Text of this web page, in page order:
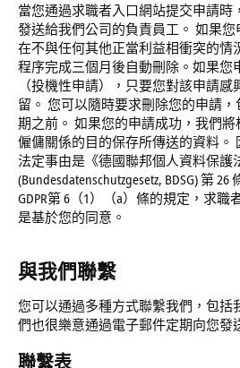
當您通過求職者入口網站提交申請時
發送給我們公司的負責員工。 如果您
在不與任何其他正當利益相衝突的情
程序完成三個月後自動刪除。如果您
（投機性申請），只要您對該申請
留。 您可以隨時要求刪除您的申請
期之前。 如果您的申請成功，我們
僱傭關係的目的保存所傳送的資料。
法定事由是《德國聯邦個人資料保護
(Bundesdatenschutzgesetz, BDSG) 第
GDPR第 6（1）（a）條的規定，求
是基於您的同意。
與我們聯繫
您可以通過多種方式聯繫我們，包括
們也很樂意通過電子郵件定期向您發
聯繫表